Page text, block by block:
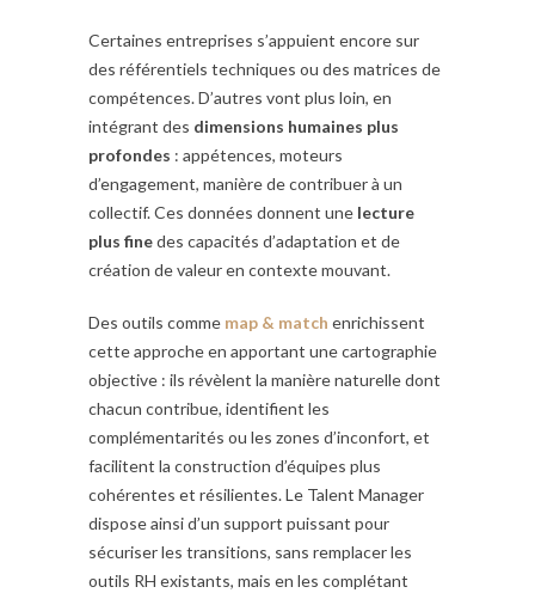
Certaines entreprises s’appuient encore sur
des référentiels techniques ou des matrices de
compétences. D’autres vont plus loin, en
intégrant des dimensions humaines plus
profondes : appétences, moteurs
d’engagement, manière de contribuer à un
collectif. Ces données donnent une lecture
plus finedes capacités d’adaptation et de
création de valeur en contexte mouvant.
Des outils comme map & match enrichissent
cette approche en apportant une cartographie
objective : ils révèlent la manière naturelle dont
chacun contribue, identifient les
complémentarités ou les zones d’inconfort, et
facilitent la construction d’équipes plus
cohérentes et résilientes. Le Talent Manager
dispose ainsi d’un support puissant pour
sécuriser les transitions, sans remplacer les
outils RH existants, mais en les complétant